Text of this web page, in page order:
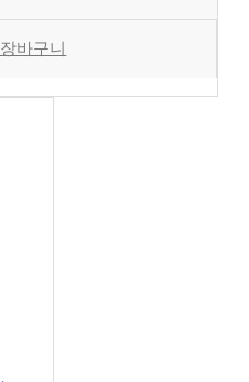
장바구니